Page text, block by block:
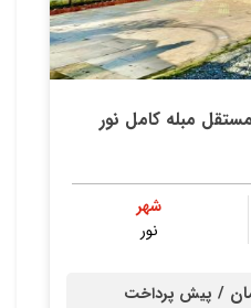
مبله کامل نور
شهر
نور
پیش پرداخت